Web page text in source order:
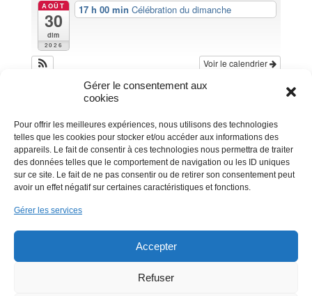
Gérer le consentement aux
cookies
Pour offrir les meilleures expériences, nous utilisons des technologies
telles que les cookies pour stocker et/ou accéder aux informations des
appareils. Le fait de consentir à ces technologies nous permettra de traiter
des données telles que le comportement de navigation ou les ID uniques
sur ce site. Le fait de ne pas consentir ou de retirer son consentement peut
avoir un effet négatif sur certaines caractéristiques et fonctions.
Gérer les services
Accepter
Refuser
AOÛT
30
dim
2026
17 h 00 minCélébration du dimanche
Voir le calendrier